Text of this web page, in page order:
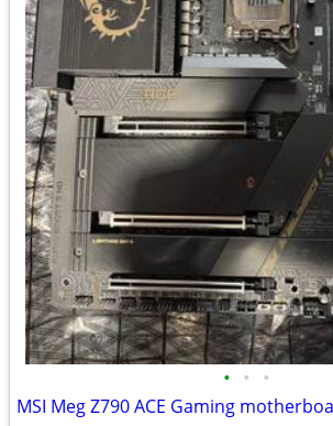
• • •